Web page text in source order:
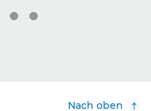
Nach oben